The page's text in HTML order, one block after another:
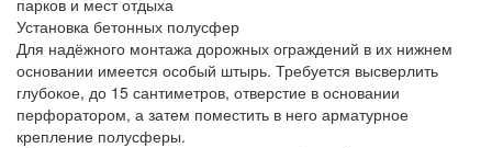
парков и мест отдыха
Установка бетонных полусфер
Для надёжного монтажа дорожных ограждений в их нижнем
основании имеется особый штырь. Требуется высверлить
глубокое, до 15 сантиметров, отверстие в основании
перфоратором, а затем поместить в него арматурное
крепление полусферы.